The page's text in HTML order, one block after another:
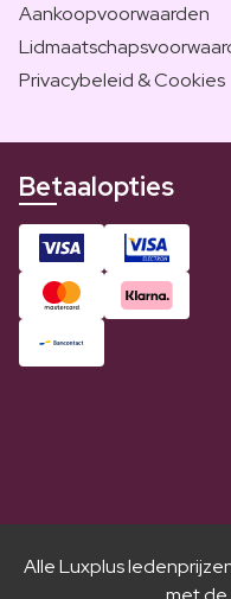
Aankoopvoorwaarden
Privacybeleid & Cookies
Betaalopties
Alle Luxplus